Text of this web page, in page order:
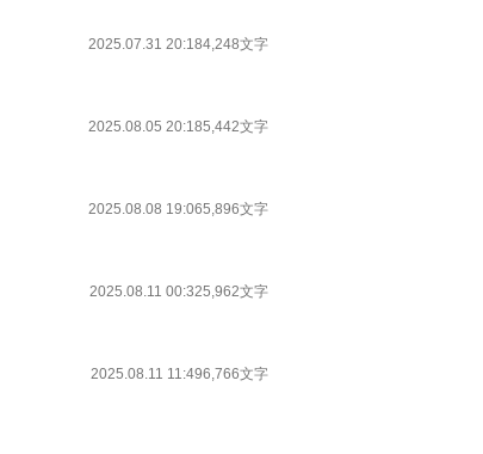
2025.07.31 20:184,248文字
2025.08.05 20:185,442文字
2025.08.08 19:065,896文字
2025.08.11 00:325,962文字
2025.08.11 11:496,766文字